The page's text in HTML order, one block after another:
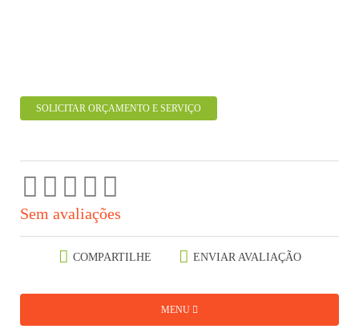
SOLICITAR ORÇAMENTO E SERVIÇO
Sem avaliações
COMPARTILHE ENVIAR AVALIAÇÃO
MENU